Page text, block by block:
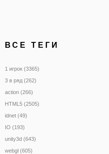
ВСЕ ТЕГИ
1 игрок (3365)
3 в ряд (262)
action (266)
HTML5 (2505)
idnet (49)
IO (193)
unity3d (643)
webgl (605)